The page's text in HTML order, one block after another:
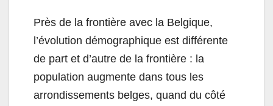
Près de la frontière avec la Belgique,
l’évolution démographique est différente
de part et d’autre de la frontière : la
population augmente dans tous les
arrondissements belges, quand du côté